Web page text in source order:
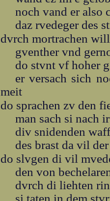
noch vand er also
daz rvedeger des
dvrch mortrachen
gventher vnd
do stvnt vf hoher
er versach sich
meit
do sprachen zv den
man sach si nach
div snidenden
des brast da vil
do slvgen di vil
den von
dvrch di liehten
si taten in dem